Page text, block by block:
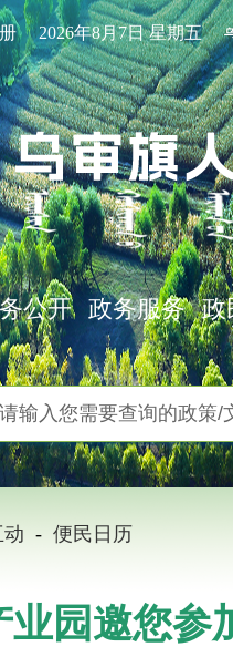
2026年8月7日 星期五
公开 政务服务 政
- 便民日历
园邀您参